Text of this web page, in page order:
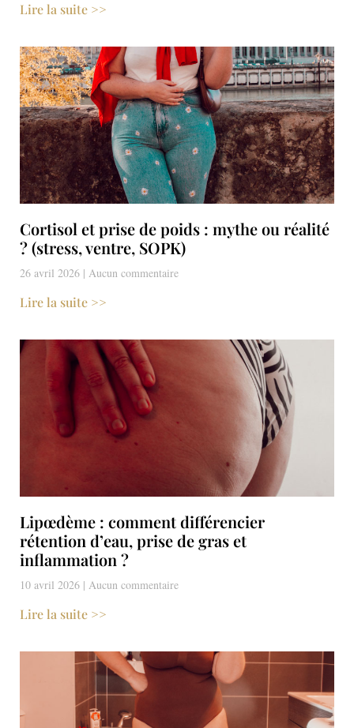
Lire la suite >>
Cortisol et prise de poids : mythe ou réalité
? (stress, ventre, SOPK)
26 avril 2026 Aucun commentaire
Lire la suite >>
Lipœdème : comment différencier
rétention d’eau, prise de gras et
inflammation ?
10 avril 2026 Aucun commentaire
Lire la suite >>